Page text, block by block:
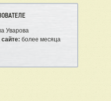
Уварова
более месяца